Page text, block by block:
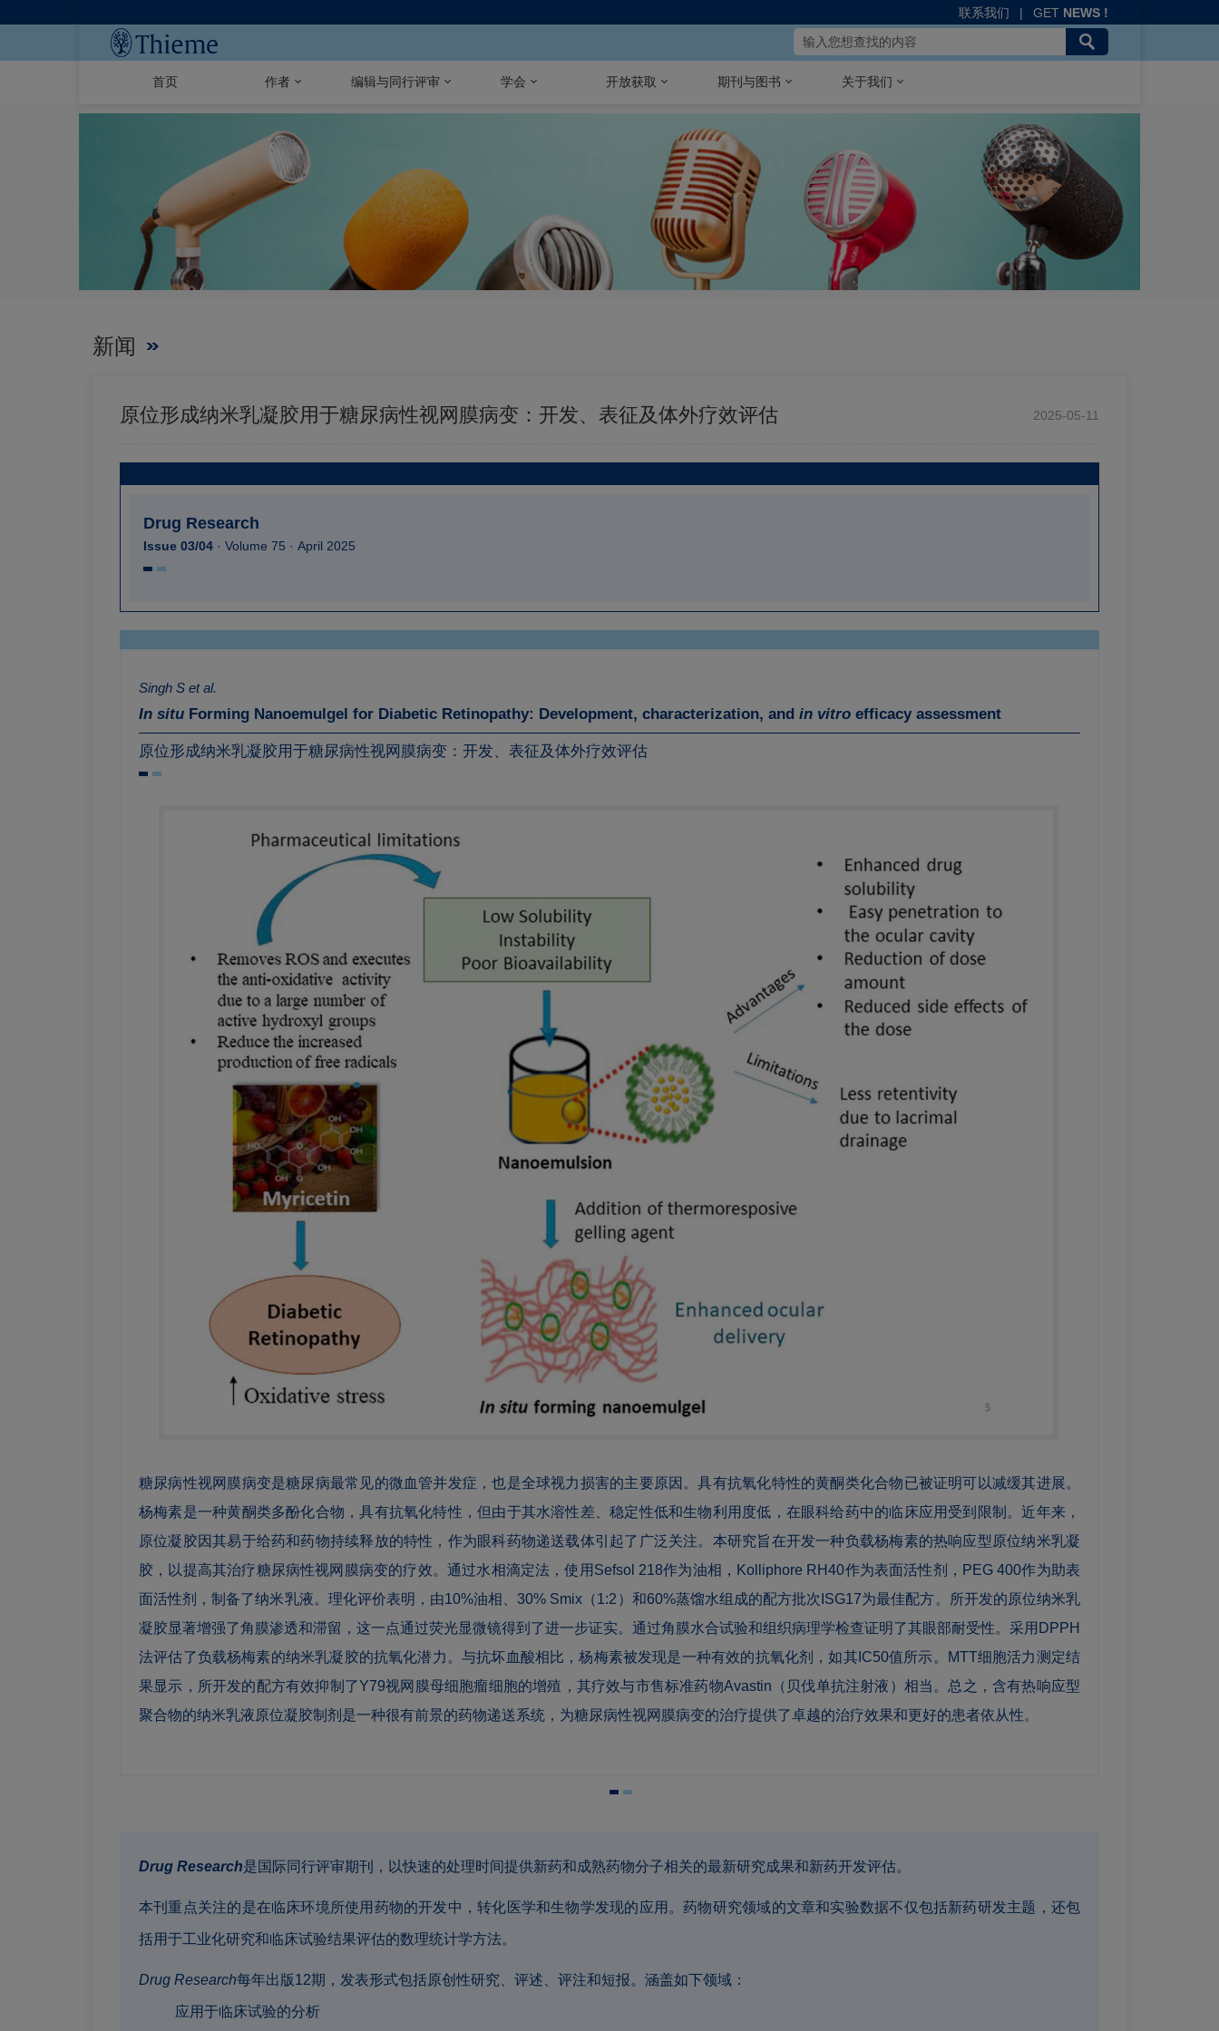
联系我们 | GET NEWS !
首页 作者 编辑与同行评审 学会 开放获取 期刊与图书 关于我们
新闻
原位形成纳米乳凝胶用于糖尿病性视网膜病变：开发、表征及体外疗效评估 2025-05-11
Drug Research
Issue 03/04 · Volume 75 · April 2025
Singh S et al.
In situ Forming Nanoemulgel for Diabetic Retinopathy: Development, characterization, and in vitro efficacy assessment
原位形成纳米乳凝胶用于糖尿病性视网膜病变：开发、表征及体外疗效评估
糖尿病性视网膜病变是糖尿病最常见的微血管并发症，也是全球视力损害的主要原因。具有抗氧化特性的黄酮类化合物已被证明可以减缓其进展。
杨梅素是一种黄酮类多酚化合物，具有抗氧化特性，但由于其水溶性差、稳定性低和生物利用度低，在眼科给药中的临床应用受到限制。近年来，
原位凝胶因其易于给药和药物持续释放的特性，作为眼科药物递送载体引起了广泛关注。本研究旨在开发一种负载杨梅素的热响应型原位纳米乳凝
胶，以提高其治疗糖尿病性视网膜病变的疗效。通过水相滴定法，使用Sefsol 218作为油相，Kolliphore RH40作为表面活性剂，PEG 400作为助表
面活性剂，制备了纳米乳液。理化评价表明，由10%油相、30% Smix（1:2）和60%蒸馏水组成的配方批次ISG17为最佳配方。所开发的原位纳米乳
凝胶显著增强了角膜渗透和滞留，这一点通过荧光显微镜得到了进一步证实。通过角膜水合试验和组织病理学检查证明了其眼部耐受性。采用DPPH
法评估了负载杨梅素的纳米乳凝胶的抗氧化潜力。与抗坏血酸相比，杨梅素被发现是一种有效的抗氧化剂，如其IC50值所示。MTT细胞活力测定结
果显示，所开发的配方有效抑制了Y79视网膜母细胞瘤细胞的增殖，其疗效与市售标准药物Avastin（贝伐单抗注射液）相当。总之，含有热响应型
聚合物的纳米乳液原位凝胶制剂是一种很有前景的药物递送系统，为糖尿病性视网膜病变的治疗提供了卓越的治疗效果和更好的患者依从性。
Drug Research是国际同行评审期刊，以快速的处理时间提供新药和成熟药物分子相关的最新研究成果和新药开发评估。
本刊重点关注的是在临床环境所使用药物的开发中，转化医学和生物学发现的应用。药物研究领域的文章和实验数据不仅包括新药研发主题，还包
括用于工业化研究和临床试验结果评估的数理统计学方法。
Drug Research每年出版12期，发表形式包括原创性研究、评述、评注和短报。涵盖如下领域：
应用于临床试验的分析